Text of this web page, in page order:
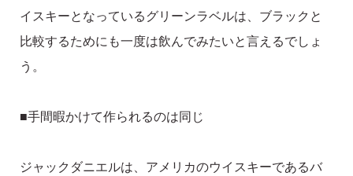
イスキーとなっているグリーンラベルは、ブラックと
比較するためにも一度は飲んでみたいと言えるでしょ
う。
■手間暇かけて作られるのは同じ
ジャックダニエルは、アメリカのウイスキーであるバ